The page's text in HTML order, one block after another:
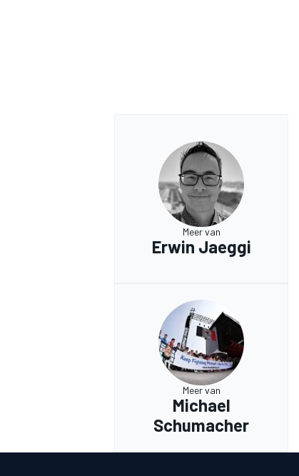
Meer van
Erwin Jaeggi
Meer van
Michael
Schumacher